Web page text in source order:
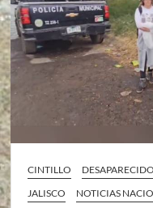
CINTILLO
JALISCO
NOTICIAS